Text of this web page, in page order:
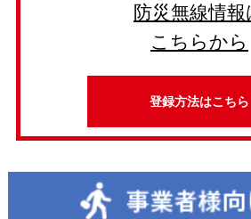
防災無線情報
こちらから
登録方法はこちら